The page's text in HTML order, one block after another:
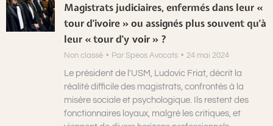
Magistrats judiciaires, enfermés dans leur «
tour d’ivoire » ou assignés plus souvent qu’à
leur « tour d’y voir » ?
Non classé Par Speos Avocats 24 mai 2024
Le président de l'USM, Ludovic Friat, décrit la
réalité difficile des magistrats, confrontés à la
misère sociale et psychologique. Ils restent des
fonctionnaires loyaux, malgré les critiques, et